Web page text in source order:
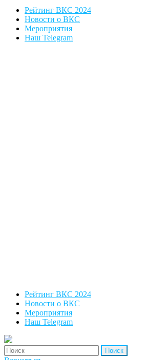
Рейтинг ВКС 2024
Новости о ВКС
Мероприятия
Наш Telegram
Рейтинг ВКС 2024
Новости о ВКС
Мероприятия
Наш Telegram
'Найти: